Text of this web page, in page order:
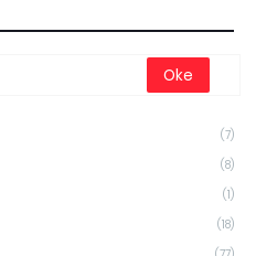
(7)
(8)
(1)
(18)